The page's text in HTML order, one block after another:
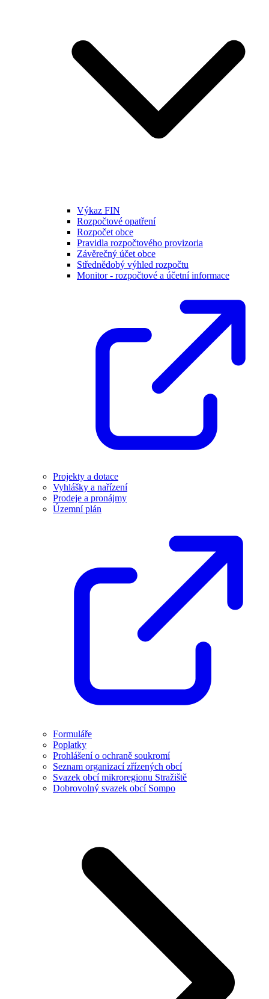
Výkaz FIN
Rozpočtové opatření
Rozpočet obce
Pravidla rozpočtového provizoria
Závěrečný účet obce
Střednědobý výhled rozpočtu
Monitor - rozpočtové a účetní informace
Projekty a dotace
Vyhlášky a nařízení
Prodeje a pronájmy
Územní plán
Formuláře
Poplatky
Prohlášení o ochraně soukromí
Seznam organizací zřízených obcí
Svazek obcí mikroregionu Stražiště
Dobrovolný svazek obcí Sompo